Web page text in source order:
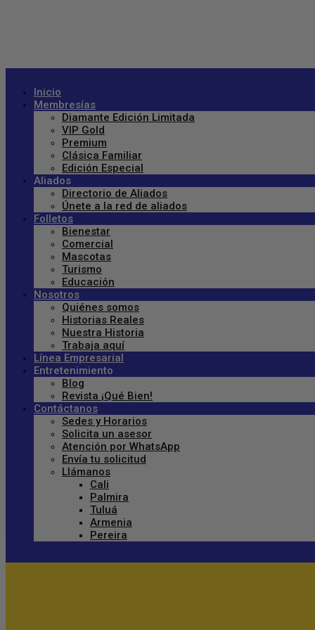
Inicio
Membresías
Diamante Edición Limitada
VIP Gold
Premium
Clásica Familiar
Edición Especial
Aliados
Directorio de Aliados
Únete a la red de aliados
Folletos
Bienestar
Comercial
Mascotas
Turismo
Educación
Nosotros
Quiénes somos
Historias Reales
Nuestra Historia
Trabaja aquí
Línea Empresarial
Entretenimiento
Blog
Revista ¡Qué Bien!
Contáctanos
Sedes y Horarios
Solicita un asesor
Atención por WhatsApp
Envía tu solicitud
Llámanos
Cali
Palmira
Tuluá
Armenia
Pereira